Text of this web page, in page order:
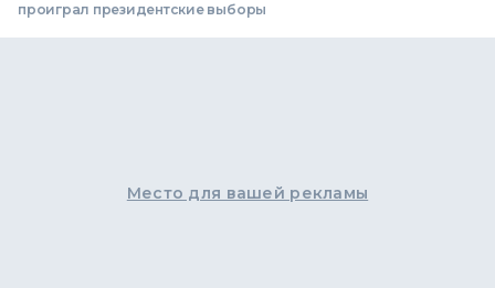
проиграл президентские выборы
Место для вашей рекламы